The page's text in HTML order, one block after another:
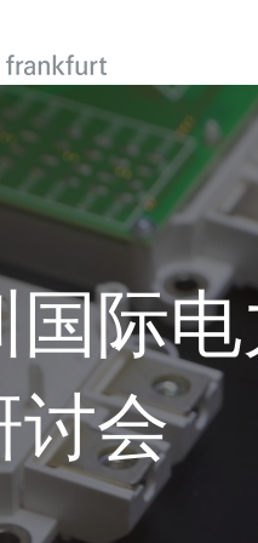
国际
讨会